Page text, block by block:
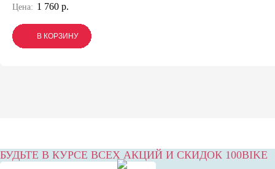
Цена: 1 760 р.
В КОРЗИНУ
В КОРЗИНУ
В КОРЗИНУ
БУДЬТЕ В КУРСЕ ВСЕХ АКЦИЙ И СКИДОК 100BIKE